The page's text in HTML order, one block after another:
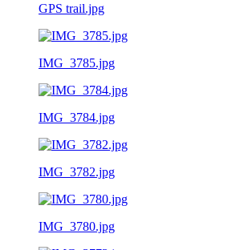
GPS trail.jpg
IMG_3785.jpg
IMG_3784.jpg
IMG_3782.jpg
IMG_3780.jpg